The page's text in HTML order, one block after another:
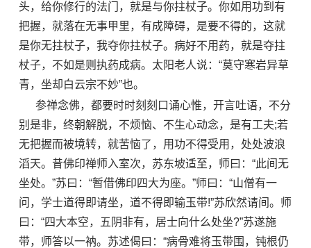
头，给你修行的法门，就是与你拄杖子。你如用功到有
把握，就落在无事甲里，有成障碍，是要不得的，这就
是你无拄杖子，我夺你拄杖子。病好不用药，就是夺拄
杖子，不如是则执药成病。太阳老人说：“莫守寒岩异草
青，坐却白云宗不妙”也。
参禅念佛，都要时时刻刻口诵心惟，开言吐语，不分
别是非，终朝解脱，不烦恼、不生心动念，是有工夫;若
无把握而被境转，就苦恼了，用功不得受用，处处波浪
滔天。昔佛印禅师入室次，苏东坡适至，师曰：“此间无
坐处。”苏曰：“暂借佛印四大为座。”师曰：“山僧有一
问，学士道得即请坐，道不得即输玉带!”苏欣然请间。师
曰：“四大本空，五阴非有，居士向什么处坐?”苏遂施
带，师答以一衲。苏述偈曰：“病骨难将玉带围，钝根仍